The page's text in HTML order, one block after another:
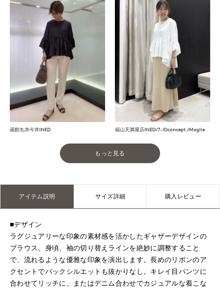
函館丸井今井INED 福山天満屋店INED/7-IDconcept./Maglie
もっと見る
アイテム説明 サイズ詳細 購入レビュー
■デザイン
ラグジュアリーな印象の素材感を活かしたギャザーデザインの
ブラウス。身頃、袖の切り替えラインを絶妙に調整すること
で、流れるような優雅な印象を演出します。長めのリボンのア
クセントでバックシルエットも抜かりなし。キレイ目パンツに
合わせてリッチに、またはデニム合わせでカジュアルな着こな